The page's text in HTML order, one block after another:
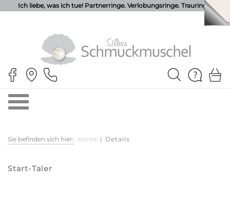
Ich liebe, was ich tue! Partnerringe. Verlobungsringe. Trauringe.
Sie befinden sich hier: Home | Details
Start-Taler